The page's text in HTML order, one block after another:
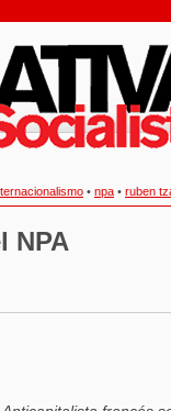
• npa • ruben
NPA